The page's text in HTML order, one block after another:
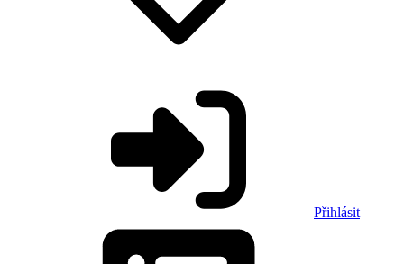
Přihlásit